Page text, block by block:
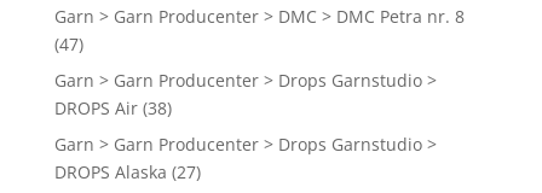
Garn > Garn Producenter > DMC > DMC Petra nr. 8
(47)
Garn > Garn Producenter > Drops Garnstudio >
DROPS Air (38)
Garn > Garn Producenter > Drops Garnstudio >
DROPS Alaska (27)